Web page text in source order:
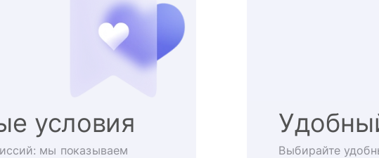
условия
мы показываем Выбирайте